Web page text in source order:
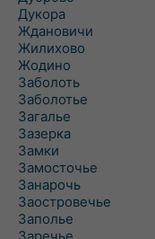
Дукора
Ждановичи
Жилихово
Жодино
Заболоть
Заболотье
Загалье
Зазерка
Замки
Замосточье
Занарочь
Заостровечье
Заполье